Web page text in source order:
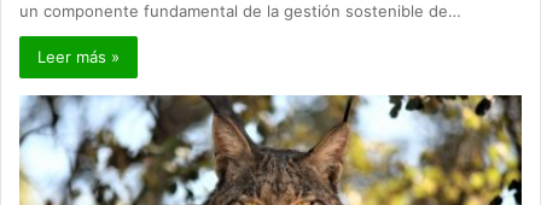
un componente fundamental de la gestión sostenible de…
Leer más »